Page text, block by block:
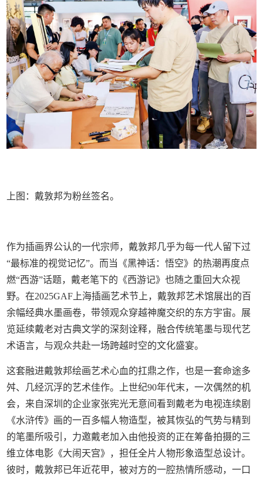
上图：戴敦邦为粉丝签名。
作为插画界公认的一代宗师，戴敦邦几乎为每一代人留下过
“最标准的视觉记忆”。而当《黑神话：悟空》的热潮再度点
燃“西游”话题，戴老笔下的《西游记》也随之重回大众视
野。在2025GAF上海插画艺术节上，戴敦邦艺术馆展出的百
余幅经典水墨画卷，带领观众穿越神魔交织的东方宇宙。展
览延续戴老对古典文学的深刻诠释，融合传统笔墨与现代艺
术语言，与观众共赴一场跨越时空的文化盛宴。
这套融进戴敦邦绘画艺术心血的扛鼎之作，也是一套命途多
舛、几经沉浮的艺术佳作。上世纪90年代末，一次偶然的机
会，来自深圳的企业家张宪光无意间看到戴老为电视连续剧
《水浒传》画的一百多幅人物造型，被其恢弘的气势与精到
的笔墨所吸引，力邀戴老加入由他投资的正在筹备拍摄的三
维立体电影《大闹天宫》，担任全片人物形象造型总设计。
彼时，戴敦邦已年近花甲，被对方的一腔热情所感动，一口